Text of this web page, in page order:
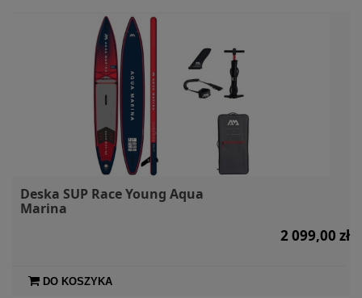
Deska SUP Race Young Aqua
Marina
2 099,00 zł
DO KOSZYKA